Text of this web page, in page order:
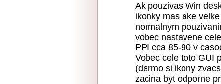
Ak pouzivas Win
ikonky mas ake
normalnym
vobec nastavene
PPI cca 85-90 v
Vobec cele toto GUI
(darmo si ikony
zacina byt odporne